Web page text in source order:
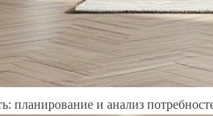
планирование и анализ